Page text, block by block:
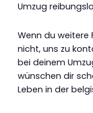
Umzug
Wenn du weitere
nicht, uns zu
bei deinem
wünschen dir
Leben in der